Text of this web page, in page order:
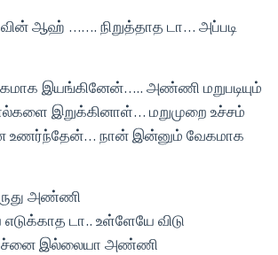
ஆஹ் ……. நிறுத்தாத டா… அப்படி
இயங்கினேன்….. அண்ணி மறுபடியும்
இறுக்கினாள்… மறுமுறை உச்சம்
நான் இன்னும் வேகமாக
அண்ணி
டா.. உள்ளேயே விடு
இல்லையா அண்ணி